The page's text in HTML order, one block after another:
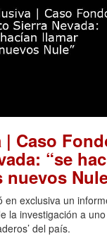
| Caso
“se
nuevos
en exclusiva un
la investigación a
del país.